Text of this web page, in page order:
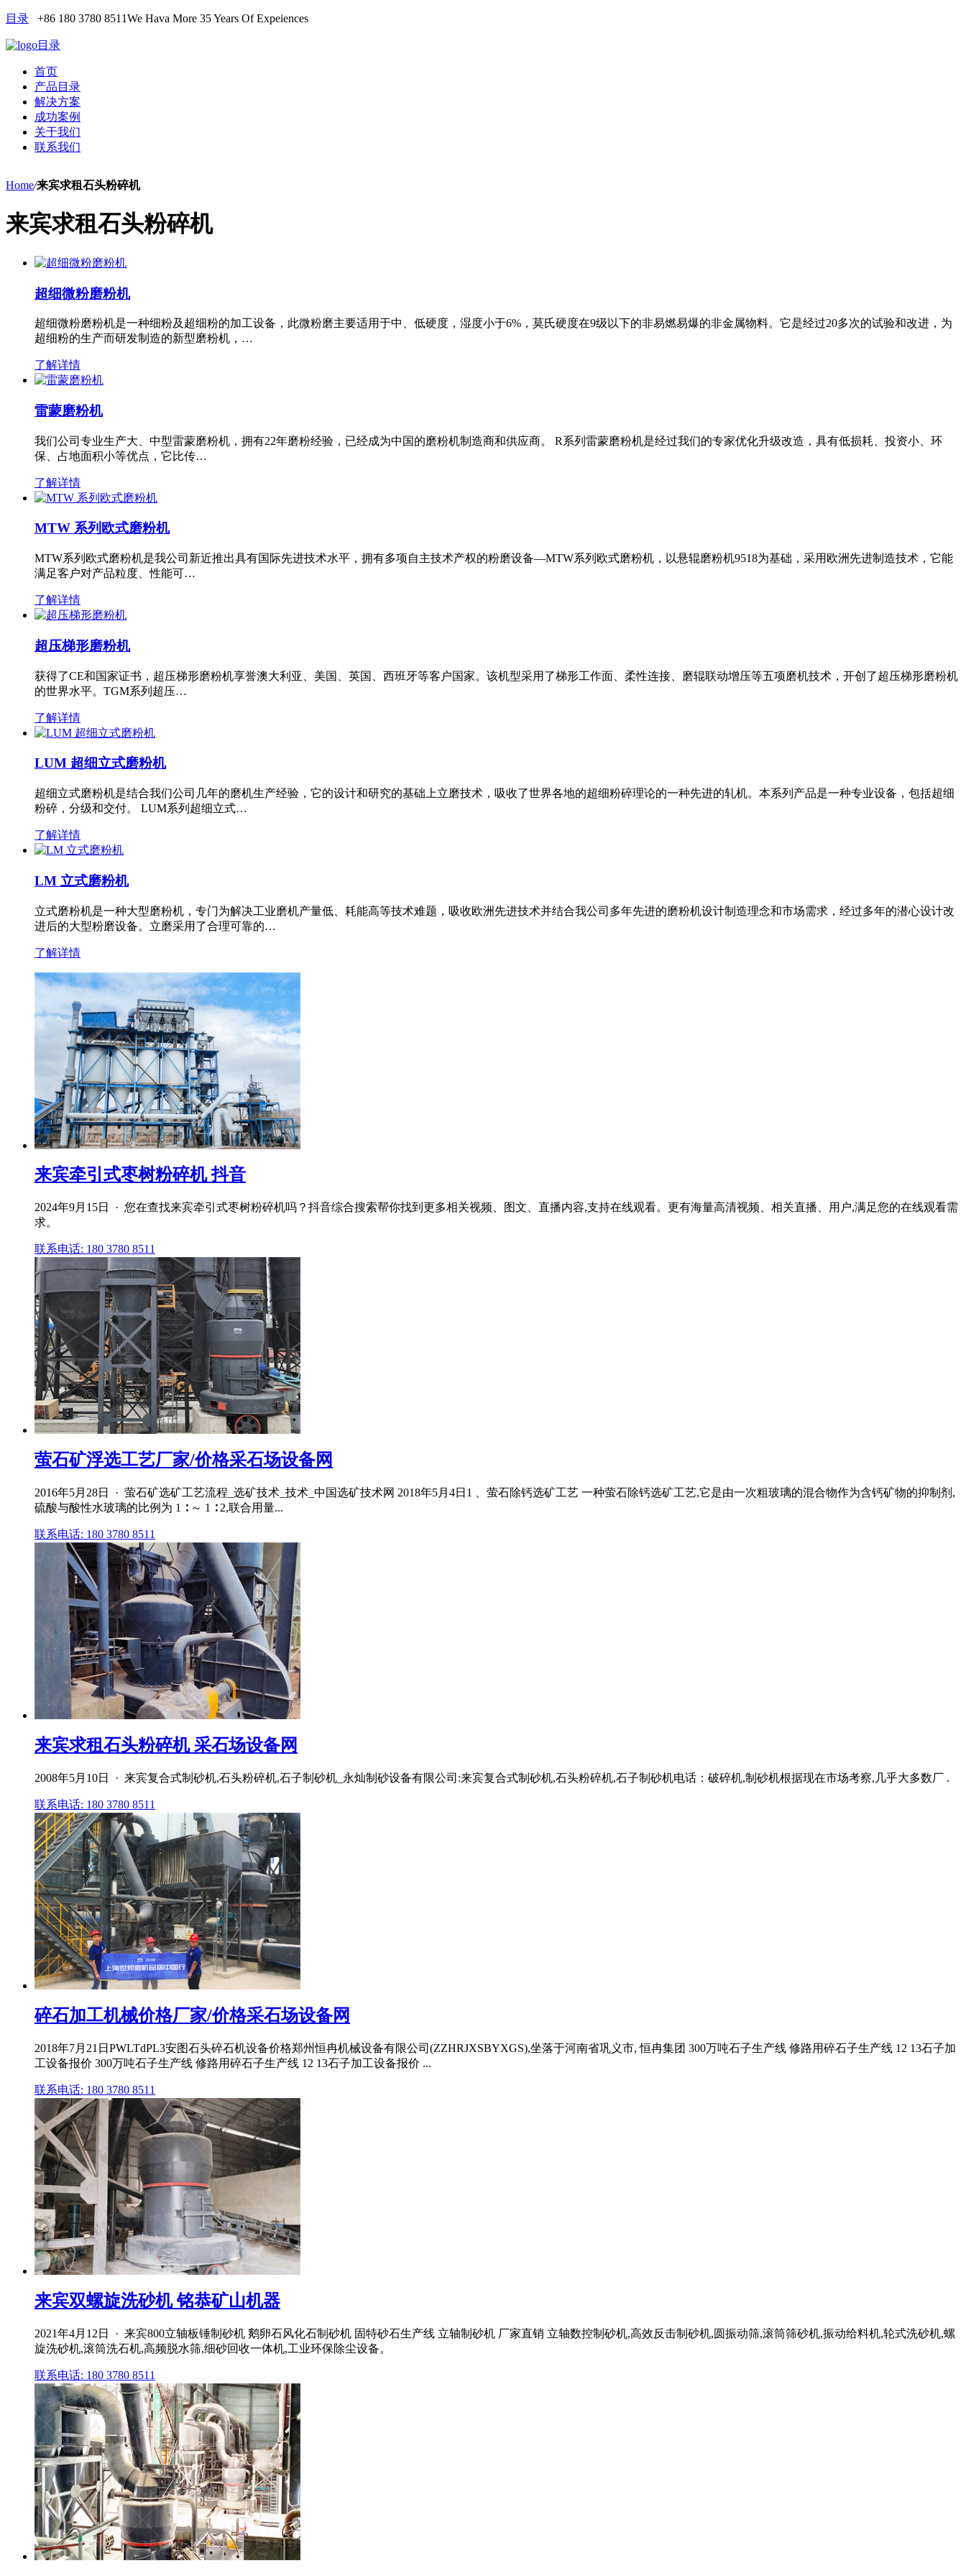
目录 +86 180 3780 8511We Hava More 35 Years Of Expeiences
目录
首页
产品目录
解决方案
成功案例
关于我们
联系我们
Home/来宾求租石头粉碎机
来宾求租石头粉碎机
超细微粉磨粉机
超细微粉磨粉机是一种细粉及超细粉的加工设备，此微粉磨主要适用于中、低硬度，湿度小于6%，莫氏硬度在9级以下的非易燃易爆的非金属物料。它是经过20多次的试验和改进，为
超细粉的生产而研发制造的新型磨粉机，…
了解详情
雷蒙磨粉机
我们公司专业生产大、中型雷蒙磨粉机，拥有22年磨粉经验，已经成为中国的磨粉机制造商和供应商。 R系列雷蒙磨粉机是经过我们的专家优化升级改造，具有低损耗、投资小、环
保、占地面积小等优点，它比传…
了解详情
MTW 系列欧式磨粉机
MTW系列欧式磨粉机是我公司新近推出具有国际先进技术水平，拥有多项自主技术产权的粉磨设备—MTW系列欧式磨粉机，以悬辊磨粉机9518为基础，采用欧洲先进制造技术，它能
满足客户对产品粒度、性能可…
了解详情
超压梯形磨粉机
获得了CE和国家证书，超压梯形磨粉机享誉澳大利亚、美国、英国、西班牙等客户国家。该机型采用了梯形工作面、柔性连接、磨辊联动增压等五项磨机技术，开创了超压梯形磨粉机
的世界水平。TGM系列超压…
了解详情
LUM 超细立式磨粉机
超细立式磨粉机是结合我们公司几年的磨机生产经验，它的设计和研究的基础上立磨技术，吸收了世界各地的超细粉碎理论的一种先进的轧机。本系列产品是一种专业设备，包括超细
粉碎，分级和交付。 LUM系列超细立式…
了解详情
LM 立式磨粉机
立式磨粉机是一种大型磨粉机，专门为解决工业磨机产量低、耗能高等技术难题，吸收欧洲先进技术并结合我公司多年先进的磨粉机设计制造理念和市场需求，经过多年的潜心设计改
进后的大型粉磨设备。立磨采用了合理可靠的…
了解详情
来宾牵引式枣树粉碎机 抖音
2024年9月15日 · 您在查找来宾牵引式枣树粉碎机吗？抖音综合搜索帮你找到更多相关视频、图文、直播内容,支持在线观看。更有海量高清视频、相关直播、用户,满足您的在线观看需
求。
联系电话: 180 3780 8511
萤石矿浮选工艺厂家/价格采石场设备网
2016年5月28日 · 萤石矿选矿工艺流程_选矿技术_技术_中国选矿技术网 2018年5月4日1 、萤石除钙选矿工艺 一种萤石除钙选矿工艺,它是由一次粗玻璃的混合物作为含钙矿物的抑制剂,
硫酸与酸性水玻璃的比例为 1 ∶ ～ 1 ∶ 2,联合用量...
联系电话: 180 3780 8511
来宾求租石头粉碎机 采石场设备网
2008年5月10日 · 来宾复合式制砂机,石头粉碎机,石子制砂机_永灿制砂设备有限公司:来宾复合式制砂机,石头粉碎机,石子制砂机电话：破碎机,制砂机根据现在市场考察,几乎大多数厂 .
联系电话: 180 3780 8511
碎石加工机械价格厂家/价格采石场设备网
2018年7月21日PWLTdPL3安图石头碎石机设备价格郑州恒冉机械设备有限公司(ZZHRJXSBYXGS),坐落于河南省巩义市, 恒冉集团 300万吨石子生产线 修路用碎石子生产线 12 13石子加
工设备报价 300万吨石子生产线 修路用碎石子生产线 12 13石子加工设备报价 ...
联系电话: 180 3780 8511
来宾双螺旋洗砂机 铭恭矿山机器
2021年4月12日 · 来宾800立轴板锤制砂机 鹅卵石风化石制砂机 固特砂石生产线 立轴制砂机 厂家直销 立轴数控制砂机,高效反击制砂机,圆振动筛,滚筒筛砂机,振动给料机,轮式洗砂机,螺
旋洗砂机,滚筒洗石机,高频脱水筛,细砂回收一体机,工业环保除尘设备。
联系电话: 180 3780 8511